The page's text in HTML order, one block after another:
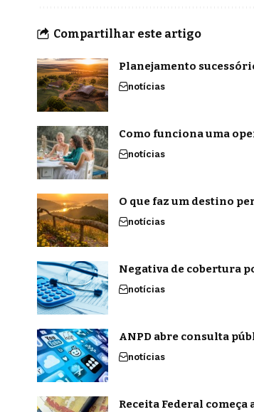
Compartilhar este artigo
Planejamento
notícias
Como funciona uma
notícias
O que faz um destino
notícias
Negativa de cobertura
notícias
ANPD abre consulta
notícias
Receita Federal